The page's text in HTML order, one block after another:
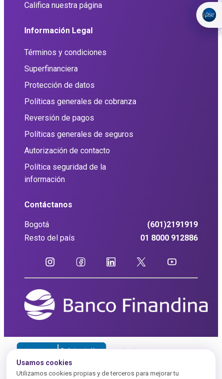
Califica nuestra página
Información Legal
Términos y condiciones
Superfinanciera
Protección de datos
Políticas generales de cobranza
Reversión de pagos
Políticas generales de seguros
Autorización de contacto
Política seguridad de la
información
Contáctanos
Bogotá
(601)2191919
Resto del país
01 8000 912886
Usamos cookies
Utilizamos cookies propias y de terceros para mejorar tu